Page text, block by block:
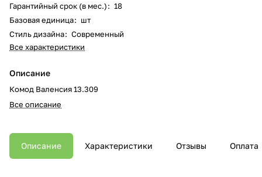
Гарантийный срок (в мес.): 18
Базовая единица: шт
Стиль дизайна: Современный
Все характеристики
Описание
Комод Валенсия 13.309
Все описание
Описание Характеристики Отзывы Оплата